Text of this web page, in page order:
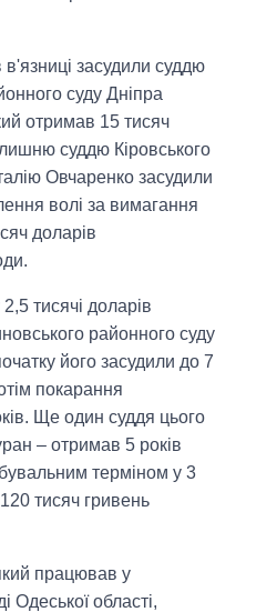
в'язниці засудили суддю
суду Дніпра
отримав 15 тисяч
суддю Кіровського
Овчаренко засудили
волі за вимагання
доларів
тисячі доларів
районного суду
його засудили до 7
покарання
Ще один суддя цього
– отримав 5 років
терміном у 3
тисяч гривень
працював у
Одеської області,